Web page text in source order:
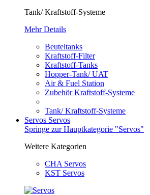
Tank/ Kraftstoff-Systeme
Mehr Details
Beuteltanks
Kraftstoff-Filter
Kraftstoff-Tanks
Hopper-Tank/ UAT
Air & Fuel Station
Zubehör Kraftstoff-Systeme
Tank/ Kraftstoff-Systeme
Servos Servos
Springe zur Hauptkategorie "Servos"
Weitere Kategorien
CHA Servos
KST Servos